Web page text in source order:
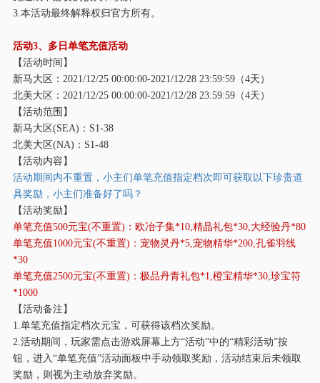
3.本活动最终解释权归官方所有。
活动3、多日单笔充值活动
【活动时间】
新马大区： 2021/12/25 00:00:00-2021/12/28 23:59:59（4天）
北美大区： 2021/12/25 00:00:00-2021/12/28 23:59:59（4天）
【活动范围】
新马大区(SEA)：S1-38
北美大区(NA)：S1-48
【活动内容】
活动期间内不重置，小主们单笔充值指定档次即可获取以下珍贵道
具奖励，小主们准备好了吗？
【活动奖励】
单笔充值500元宝(不重置)：欧冶子集*10,精晶礼包*30,大经验丹*80
单笔充值1000元宝(不重置)：宠物灵丹*5,宠物精华*200,孔雀羽线
*30
单笔充值2500元宝(不重置)：极品丹青礼包*1,橙宝精华*30,珍宝符
*1000
【活动备注】
1.单笔充值指定档次元宝，可获得该档次奖励。
2.活动期间，玩家需点击游戏屏幕上方“活动”中的“精彩活动”按
钮，进入“单笔充值”活动面板中手动领取奖励，活动结束后未领取
奖励，则视为主动放弃奖励。